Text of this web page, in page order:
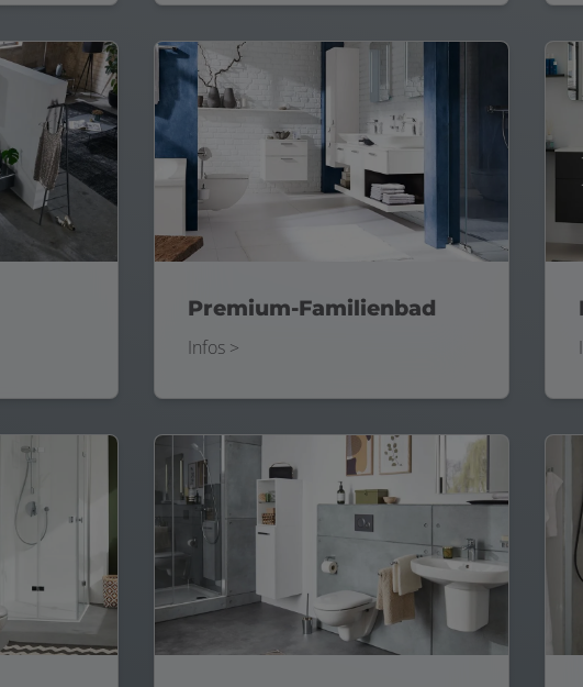
Premium-Familienbad
Infos >